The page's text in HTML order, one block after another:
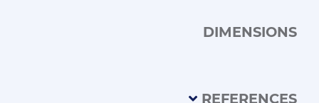
DIMENSIONS
REFERENCES